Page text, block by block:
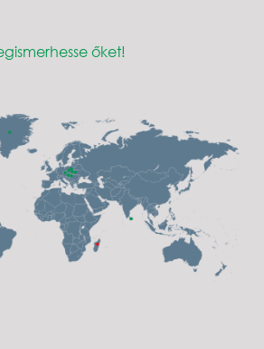
őket!